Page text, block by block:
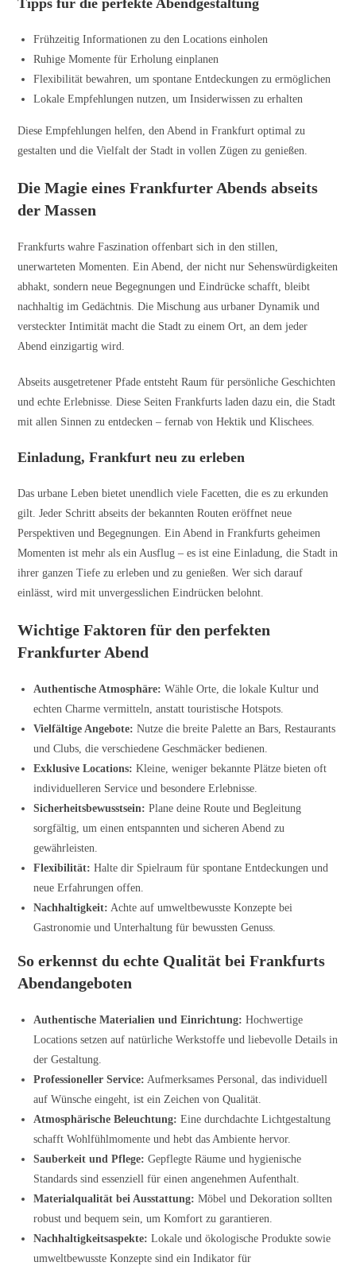
Tipps für die perfekte Abendgestaltung
Frühzeitig Informationen zu den Locations einholen
Ruhige Momente für Erholung einplanen
Flexibilität bewahren, um spontane Entdeckungen zu ermöglichen
Lokale Empfehlungen nutzen, um Insiderwissen zu erhalten
Diese Empfehlungen helfen, den Abend in Frankfurt optimal zu
gestalten und die Vielfalt der Stadt in vollen Zügen zu genießen.
Die Magie eines Frankfurter Abends abseits
der Massen
Frankfurts wahre Faszination offenbart sich in den stillen,
unerwarteten Momenten. Ein Abend, der nicht nur Sehenswürdigkeiten
abhakt, sondern neue Begegnungen und Eindrücke schafft, bleibt
nachhaltig im Gedächtnis. Die Mischung aus urbaner Dynamik und
versteckter Intimität macht die Stadt zu einem Ort, an dem jeder
Abend einzigartig wird.
Abseits ausgetretener Pfade entsteht Raum für persönliche Geschichten
und echte Erlebnisse. Diese Seiten Frankfurts laden dazu ein, die Stadt
mit allen Sinnen zu entdecken – fernab von Hektik und Klischees.
Einladung, Frankfurt neu zu erleben
Das urbane Leben bietet unendlich viele Facetten, die es zu erkunden
gilt. Jeder Schritt abseits der bekannten Routen eröffnet neue
Perspektiven und Begegnungen. Ein Abend in Frankfurts geheimen
Momenten ist mehr als ein Ausflug – es ist eine Einladung, die Stadt in
ihrer ganzen Tiefe zu erleben und zu genießen. Wer sich darauf
einlässt, wird mit unvergesslichen Eindrücken belohnt.
Wichtige Faktoren für den perfekten
Frankfurter Abend
Authentische Atmosphäre: Wähle Orte, die lokale Kultur und
echten Charme vermitteln, anstatt touristische Hotspots.
Vielfältige Angebote: Nutze die breite Palette an Bars, Restaurants
und Clubs, die verschiedene Geschmäcker bedienen.
Exklusive Locations: Kleine, weniger bekannte Plätze bieten oft
individuelleren Service und besondere Erlebnisse.
Sicherheitsbewusstsein: Plane deine Route und Begleitung
sorgfältig, um einen entspannten und sicheren Abend zu
gewährleisten.
Flexibilität: Halte dir Spielraum für spontane Entdeckungen und
neue Erfahrungen offen.
Nachhaltigkeit: Achte auf umweltbewusste Konzepte bei
Gastronomie und Unterhaltung für bewussten Genuss.
So erkennst du echte Qualität bei Frankfurts
Abendangeboten
Authentische Materialien und Einrichtung: Hochwertige
Locations setzen auf natürliche Werkstoffe und liebevolle Details in
der Gestaltung.
Professioneller Service: Aufmerksames Personal, das individuell
auf Wünsche eingeht, ist ein Zeichen von Qualität.
Atmosphärische Beleuchtung: Eine durchdachte Lichtgestaltung
schafft Wohlfühlmomente und hebt das Ambiente hervor.
Sauberkeit und Pflege: Gepflegte Räume und hygienische
Standards sind essenziell für einen angenehmen Aufenthalt.
Materialqualität bei Ausstattung: Möbel und Dekoration sollten
robust und bequem sein, um Komfort zu garantieren.
Nachhaltigkeitsaspekte: Lokale und ökologische Produkte sowie
umweltbewusste Konzepte sind ein Indikator für